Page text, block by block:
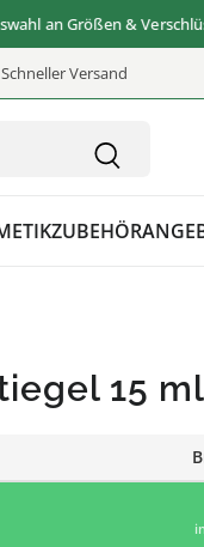
Größen & Verschlüssen
Schneller Versand
ZUBEHÖR
15